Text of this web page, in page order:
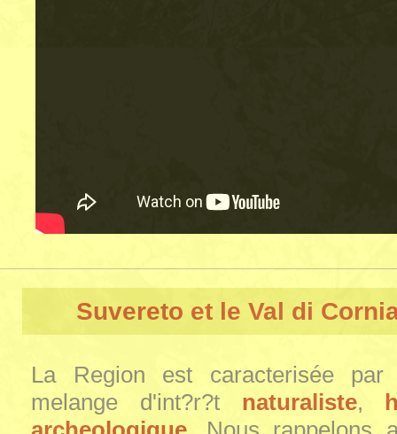
Suvereto et le Val di
La Region est caracterisée par
melange d'int?r?t naturaliste,